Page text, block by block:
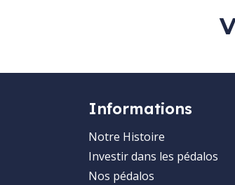
Informations
Notre Histoire
Investir dans les pédalos
Nos pédalos